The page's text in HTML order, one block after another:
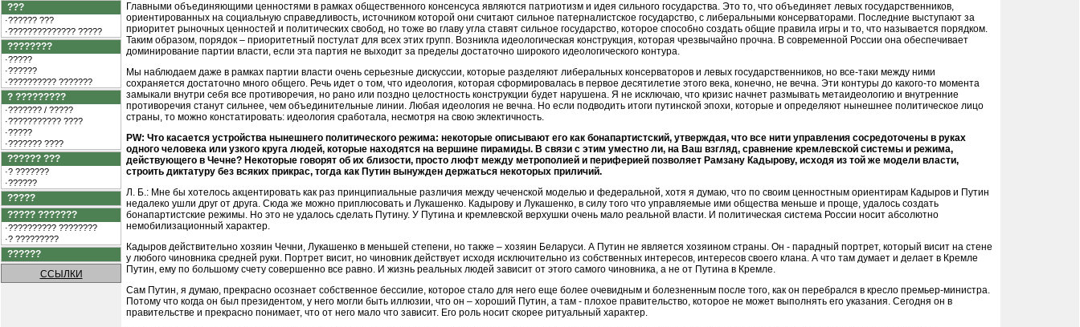
???
·?????? ???
·?????????????? ?????
????????
·?????
·??????
·?????????? ???????
? ?????????
·??????? / ?????
·??????????? ????
·?????
·??????? ????
?????? ???
·? ???????
·??????
?????
????? ???????
·?????????? ????????
·? ?????????
??????
ССЫЛКИ
Главными объединяющими ценностями в рамках общественного консенсуса являются патриотизм и идея сильного государства. Это то, что объединяет левых государственников,
ориентированных на социальную справедливость, источником которой они считают сильное патерналистское государство, с либеральными консерваторами. Последние выступают за
приоритет рыночных ценностей и политических свобод, но тоже во главу угла ставят сильное государство, которое способно создать общие правила игры и то, что называется порядком.
Таким образом, порядок – приоритетный постулат для всех этих групп. Возникла идеологическая конструкция, которая чрезвычайно прочна. В современной России она обеспечивает
доминирование партии власти, если эта партия не выходит за пределы достаточно широкого идеологического контура.
Мы наблюдаем даже в рамках партии власти очень серьезные дискуссии, которые разделяют либеральных консерваторов и левых государственников, но все-таки между ними
сохраняется достаточно много общего. Речь идет о том, что идеология, которая сформировалась в первое десятилетие этого века, конечно, не вечна. Эти контуры до какого-то момента
замыкали внутри себя все противоречия, но рано или поздно целостность конструкции будет нарушена. Я не исключаю, что кризис начнет размывать метаидеологию и внутренние
противоречия станут сильнее, чем объединительные линии. Любая идеология не вечна. Но если подводить итоги путинской эпохи, которые и определяют нынешнее политическое лицо
страны, то можно констатировать: идеология сработала, несмотря на свою эклектичность.
PW: Что касается устройства нынешнего политического режима: некоторые описывают его как бонапартистский, утверждая, что все нити управления сосредоточены в руках
одного человека или узкого круга людей, которые находятся на вершине пирамиды. В связи с этим уместно ли, на Ваш взгляд, сравнение кремлевской системы и режима,
действующего в Чечне? Некоторые говорят об их близости, просто люфт между метрополией и периферией позволяет Рамзану Кадырову, исходя из той же модели власти,
строить диктатуру без всяких прикрас, тогда как Путин вынужден держаться некоторых приличий.
Л. Б.: Мне бы хотелось акцентировать как раз принципиальные различия между чеченской моделью и федеральной, хотя я думаю, что по своим ценностным ориентирам Кадыров и Путин
недалеко ушли друг от друга. Сюда же можно приплюсовать и Лукашенко. Кадырову и Лукашенко, в силу того что управляемые ими общества меньше и проще, удалось создать
бонапартистские режимы. Но это не удалось сделать Путину. У Путина и кремлевской верхушки очень мало реальной власти. И политическая система России носит абсолютно
немобилизационный характер.
Кадыров действительно хозяин Чечни, Лукашенко в меньшей степени, но также – хозяин Беларуси. А Путин не является хозяином страны. Он - парадный портрет, который висит на стене
у любого чиновника средней руки. Портрет висит, но чиновник действует исходя исключительно из собственных интересов, интересов своего клана. А что там думает и делает в Кремле
Путин, ему по большому счету совершенно все равно. И жизнь реальных людей зависит от этого самого чиновника, а не от Путина в Кремле.
Сам Путин, я думаю, прекрасно осознает собственное бессилие, которое стало для него еще более очевидным и болезненным после того, как он перебрался в кресло премьер-министра.
Потому что когда он был президентом, у него могли быть иллюзии, что он – хороший Путин, а там - плохое правительство, которое не может выполнять его указания. Сегодня он в
правительстве и прекрасно понимает, что от него мало что зависит. Его роль носит скорее ритуальный характер.